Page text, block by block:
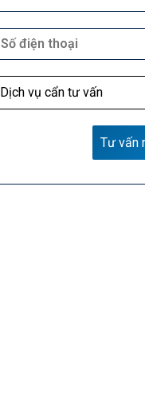
Dịch vụ cẩn tư vấn
Tư vấn